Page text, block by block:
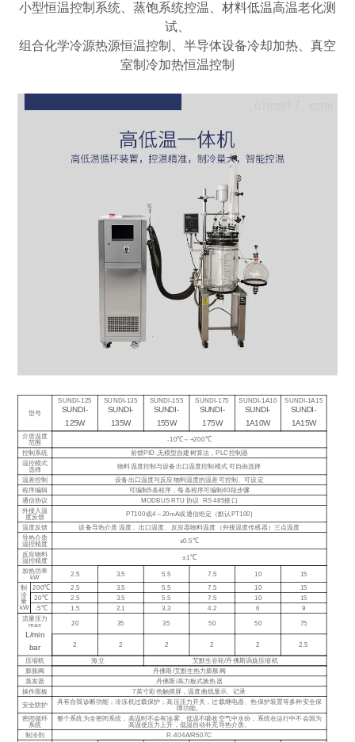
小型恒温控制系统、蒸饱系统控温、材料低温高温老化测
试、
组合化学冷源热源恒温控制、半导体设备冷却加热、真空
室制冷加热恒温控制
型号
SUNDI-125
SUNDI-
125W
SUNDI-135
SUNDI-
135W
SUNDI-155
SUNDI-
155W
SUNDI-175
SUNDI-
175W
SUNDI-1A10
SUNDI-
1A10W
SUNDI-1A15
SUNDI-
1A15W
介质温度
范围
-10℃～+200℃
控制系统
前馈PID ,无模型自建树算法，PLC控制器
温控模式
选择
物料温度控制与设备出口温度控制模式 可自由选择
温差控制
设备出口温度与反应物料温度的温差可控制、可设定
程序编辑
可编制5条程序，每条程序可编制40段步骤
通信协议 MODBUS RTU 协议 RS 485接口
外接入温
度反馈 PT100或4～20mA或通信给定（默认PT100)
温度反馈 设备导热介质 温度、出口温度、反应器物料温度（外接温度传感器）三点温度
导热介质
温控精度
±0.5℃
反应物料
温控精度 ±1℃
加热功率
kW 2.5 3.5 5.5 7.5 10
15
制
冷
量
kW
200℃ 2.5 3.5 5.5 7.5 10 15
20℃ 2.5 3.5 5.5 7.5 10
15
-5℃
1.5 2.1 3.3 4.2 6 9
流量压力
max
L/min
bar
20 35 35 50 50 75
2 2 2 2 2 2.5
压缩机 海立 艾默生谷轮/丹佛斯涡旋压缩机
膨胀阀
丹佛斯/艾默生热力膨胀阀
蒸发器
丹佛斯/高力板式换热器
操作面板 7英寸彩色触摸屏，温度曲线显示、记录
安全防护 具有自我诊断功能；冷冻机过载保护；高压压力开关，过载继电器、热保护装置等多种安全保
障功能。
密闭循环
系统
整个系统为全密闭系统，高温时不会有油雾、低温不吸收空气中水份，系统在运行中不会因为
高温使压力上升，低温自动补充导热介质。
制冷剂
R-404A/R507C